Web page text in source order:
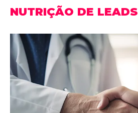
NUTRIÇÃO DE LEADS